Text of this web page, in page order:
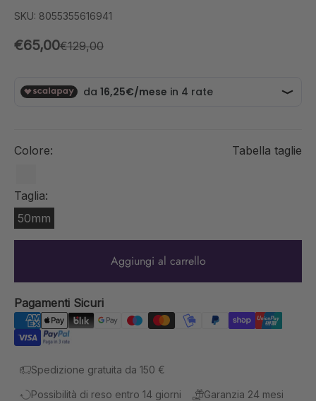
SKU: 8055355616941
Prezzo scontato
€65,00Prezzo
€129,00
Colore: Tabella taglie
Taglia:
50mm
Aggiungi al carrello
Pagamenti Sicuri
Spedizione gratuita da 150 €
Possibilità di reso entro 14 giorni Garanzia 24 mesi